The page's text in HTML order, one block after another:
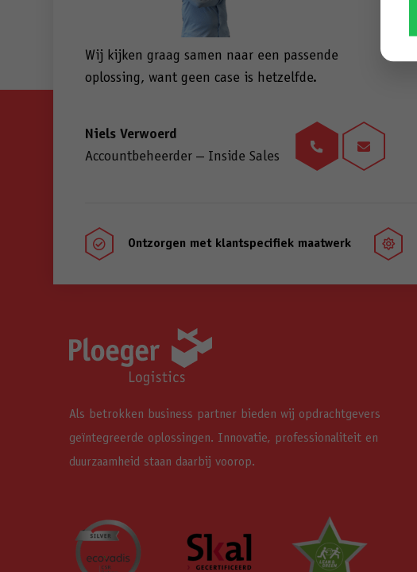
Wij kijken graag samen naar een passende
oplossing, want geen case is hetzelfde.
Niels Verwoerd
Accountbeheerder – Inside Sales
 Ontzorgen met klantspecifiek maatwerk 
Als betrokken business partner bieden wij opdrachtgevers
geïntegreerde oplossingen. Innovatie, professionaliteit en
duurzaamheid staan daarbij voorop.